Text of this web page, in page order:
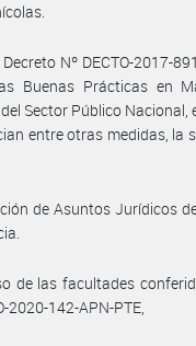
Nº DECTO-2017-
Buenas Prácticas en
Sector Público
entre otras medidas,
de Asuntos Jurídicos
de las facultades
2020-142-APN-PTE,